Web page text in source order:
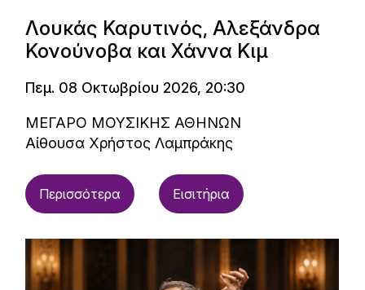
Λουκάς Καρυτινός, Αλεξάνδρα
Κονούνοβα και Χάννα Κιμ
Πεμ. 08 Οκτωβρίου 2026, 20:30
ΜΕΓΑΡΟ ΜΟΥΣΙΚΗΣ ΑΘΗΝΩΝ
Αίθουσα Χρήστος Λαμπράκης
Περισσότερα Εισιτήρια